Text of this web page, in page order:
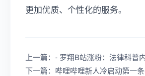
更加优质、个性化的服务。
上一篇：- 罗翔B站涨粉：法律科普
下一篇：哔哩哔哩新人冷启动第一